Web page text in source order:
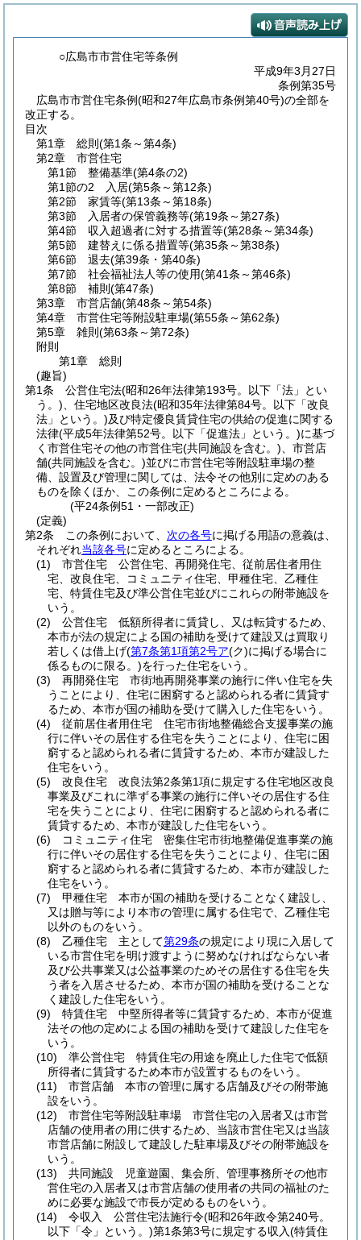
○広島市市営住宅等条例
平成9年3月27日
条例第35号
広島市市営住宅条例(昭和27年広島市条例第40号)の全部を
改正する。
目次
第1章
総則 (第1条～第4条)
第2章
市営住宅
第1節
整備基準(第4条の2)
第1節の2
入居(第5条～第12条)
第2節
家賃等(第13条～第18条)
第3節
入居者の保管義務等(第19条～第27条)
第4節
収入超過者に対する措置等(第28条～第34条)
第5節
建替えに係る措置等(第35条～第38条)
第6節
退去(第39条・第40条)
第7節
社会福祉法人等の使用(第41条～第46条)
第8節
補則 (第47条)
第3章
市営店舗(第48条～第54条)
第4章
市営住宅等附設駐車場(第55条～第62条)
第5章
雑則 (第63条～第72条)
附則
第1章
総則
(趣旨)
第1条
公営住宅法(昭和26年法律第193号。以下「法」とい
う。) 、住宅地区改良法(昭和35年法律第84号。以下「改良
法」という。)及び特定優良賃貸住宅の供給の促進に関する
法律(平成5年法律第52号。以下「促進法」という。)に基づ
く市営住宅その他の市営住宅(共同施設を含む。) 、市営店
舗(共同施設を含む。)並びに市営住宅等附設駐車場の整
備、設置及び管理に関しては、法令その他別に定めのある
ものを除くほか、この条例に定めるところによる。
(平24条例51・一部改正)
(定義)
第2条
この条例において、 次の各号に掲げる用語の意義は、
それぞれ当該各号に定めるところによる。
(1)
市営住宅 公営住宅、再開発住宅、従前居住者用住
宅、改良住宅、コミュニティ住宅、甲種住宅、乙種住
宅、特賃住宅及び準公営住宅並びにこれらの附帯施設を
いう。
(2)
公営住宅 低額所得者に賃貸し、又は転貸するため、
本市が法の規定による国の補助を受けて建設又は買取り
若しくは借上げ(第7条第1項第2号ア(ク)に掲げる場合に
係るものに限る。)を行った住宅をいう。
(3)
再開発住宅 市街地再開発事業の施行に伴い住宅を失
うことにより、住宅に困窮すると認められる者に賃貸す
るため、本市が国の補助を受けて購入した住宅をいう。
(4)
従前居住者用住宅 住宅市街地整備総合支援事業の施
行に伴いその居住する住宅を失うことにより、住宅に困
窮すると認められる者に賃貸するため、本市が建設した
住宅をいう。
(5)
改良住宅 改良法第2条第1項に規定する住宅地区改良
事業及びこれに準ずる事業の施行に伴いその居住する住
宅を失うことにより、住宅に困窮すると認められる者に
賃貸するため、本市が建設した住宅をいう。
(6)
コミュニティ住宅 密集住宅市街地整備促進事業の施
行に伴いその居住する住宅を失うことにより、住宅に困
窮すると認められる者に賃貸するため、本市が建設した
住宅をいう。
(7)
甲種住宅 本市が国の補助を受けることなく建設し、
又は贈与等により本市の管理に属する住宅で、乙種住宅
以外のものをいう。
(8)
乙種住宅 主として第29条の規定により現に入居して
いる市営住宅を明け渡すように努めなければならない者
及び公共事業又は公益事業のためその居住する住宅を失
う者を入居させるため、本市が国の補助を受けることな
く建設した住宅をいう。
(9)
特賃住宅 中堅所得者等に賃貸するため、本市が促進
法その他の定めによる国の補助を受けて建設した住宅を
いう。
(10)
準公営住宅 特賃住宅の用途を廃止した住宅で低額
所得者に賃貸するため本市が設置するものをいう。
(11)
市営店舗 本市の管理に属する店舗及びその附帯施
設をいう。
(12)
市営住宅等附設駐車場 市営住宅の入居者又は市営
店舗の使用者の用に供するため、当該市営住宅又は当該
市営店舗に附設して建設した駐車場及びその附帯施設を
いう。
(13)
共同施設 児童遊園、集会所、管理事務所その他市
営住宅の入居者又は市営店舗の使用者の共同の福祉のた
めに必要な施設で市長が定めるものをいう。
(14)
令収入 公営住宅法施行令(昭和26年政令第240号。
以下「令」という。)第1条第3号に規定する収入(特賃住